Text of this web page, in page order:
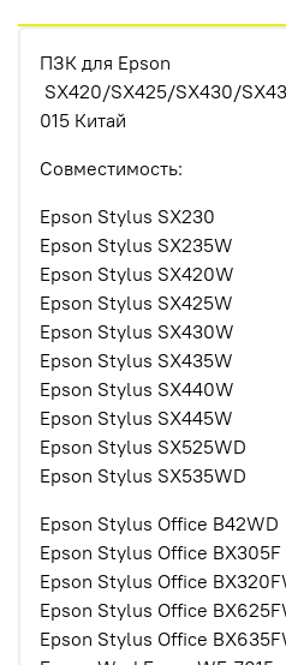
ПЗК для Epson
SX420/SX425/SX430/
015 Китай
Совместимость:
Epson Stylus SX230
Epson Stylus SX235W
Epson Stylus SX420W
Epson Stylus SX425W
Epson Stylus SX430W
Epson Stylus SX435W
Epson Stylus SX440W
Epson Stylus SX445W
Epson Stylus SX525WD
Epson Stylus SX535WD
Epson Stylus Office B42WD
Epson Stylus Office BX305F
Epson Stylus Office
Epson Stylus Office
Epson Stylus Office